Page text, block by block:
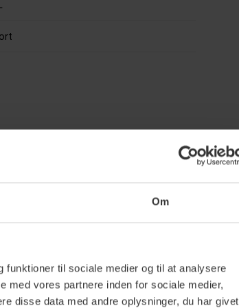
Om
til sociale medier og til at analysere
med vores partnere inden for sociale medier,
disse data med andre oplysninger, du har givet